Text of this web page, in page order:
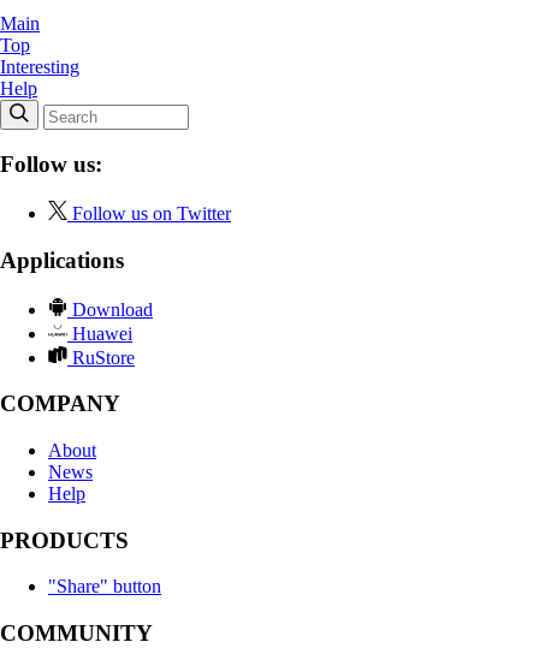
Main
Top
Interesting
Help
Follow us:
Follow us on Twitter
Applications
Download
Huawei
RuStore
COMPANY
About
News
Help
PRODUCTS
"Share" button
COMMUNITY